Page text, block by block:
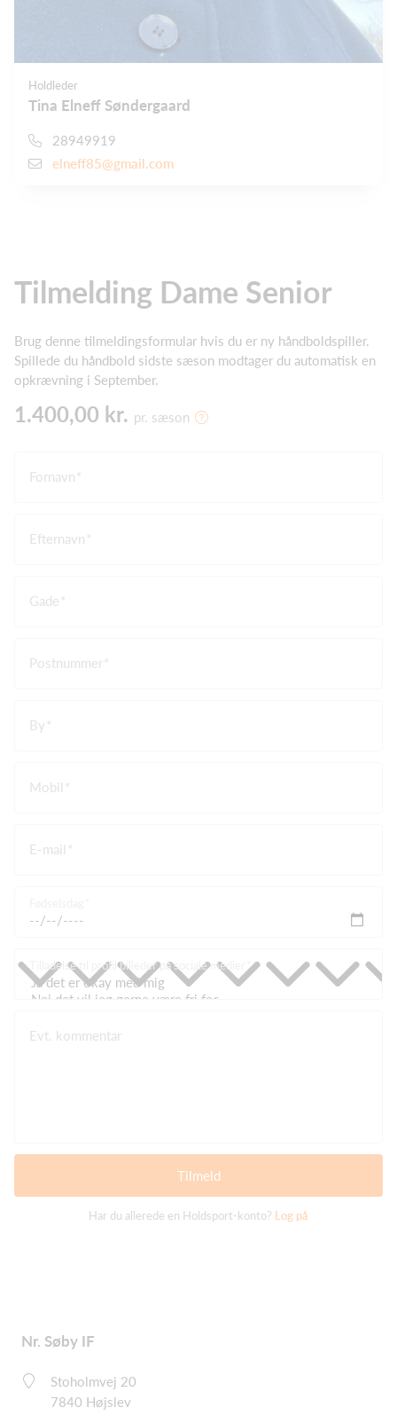
Holdleder
Tina Elneff Søndergaard
28949919
elneff85@gmail.com
Tilmelding Dame Senior
Brug denne tilmeldingsformular hvis du er ny håndboldspiller.
Spillede du håndbold sidste sæson modtager du automatisk en
opkrævning i September.
1.400,00 kr. pr. sæson
Fornavn
Efternavn
Gade
Postnummer
By
Mobil
E-mail
Tilladelse til profil billeder på sociale medier
Evt. kommentar
Tilmeld
Har du allerede en Holdsport-konto? Log på
Nr. Søby IF
Stoholmvej 20
7840 Højslev